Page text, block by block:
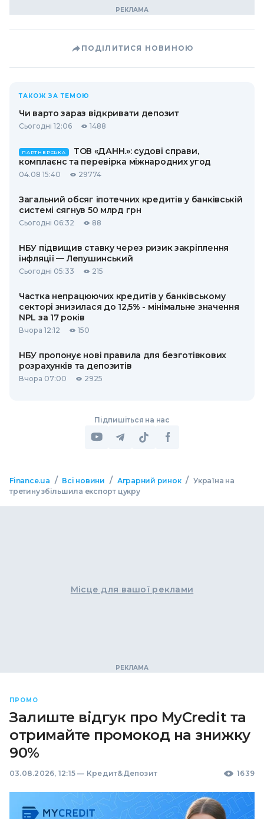
ПОДІЛИТИСЯ НОВИНОЮ
ТАКОЖ ЗА ТЕМОЮ
Чи варто зараз відкривати депозит
Сьогодні 12:06 1488
ПАРТНЕРСЬКА
ТОВ «ДАНН.»: судові справи,
комплаєнс та перевірка міжнародних угод
04.08 15:40 29774
Загальний обсяг іпотечних кредитів у банківській
системі сягнув 50 млрд грн
Сьогодні 06:32 88
НБУ підвищив ставку через ризик закріплення
інфляції — Лепушинський
Сьогодні 05:33 215
Частка непрацюючих кредитів у банківському
секторі знизилася до 12,5% - мінімальне значення
NPL за 17 років
Вчора 12:12 150
НБУ пропонує нові правила для безготівкових
розрахунків та депозитів
Вчора 07:00 2925
Підпишіться на нас
Finance.ua / Всі новини / Аграрний ринок / Україна на
третину збільшила експорт цукру
Місце для вашої реклами
ПРОМО
Залиште відгук про MyCredit та
отримайте промокод на знижку
90%
03.08.2026, 12:15 — Кредит&Депозит 1639